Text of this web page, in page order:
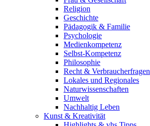
Religion
Geschichte
Pädagogik & Familie
Psychologie
Medienkompetenz
Selbst-Kompetenz
Philosophie
Recht & Verbraucherfragen
Lokales und Regionales
Naturwissenschaften
Umwelt
Nachhaltig Leben
Kunst & Kreativität